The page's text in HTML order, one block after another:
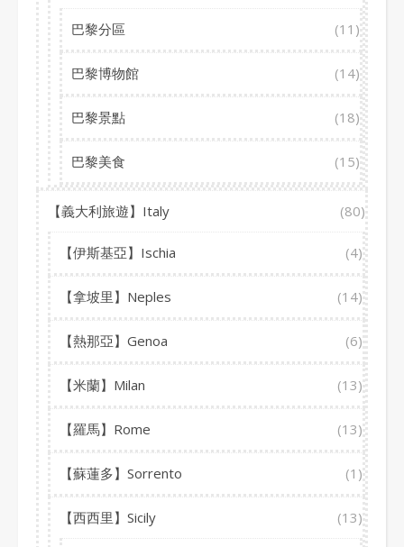
巴黎分區 (11)
巴黎博物館 (14)
巴黎景點 (18)
巴黎美食 (15)
【義大利旅遊】Italy (80)
【伊斯基亞】Ischia (4)
【拿坡里】Neples (14)
【熱那亞】Genoa (6)
【米蘭】Milan (13)
【羅馬】Rome (13)
【蘇蓮多】Sorrento (1)
【西西里】Sicily (13)